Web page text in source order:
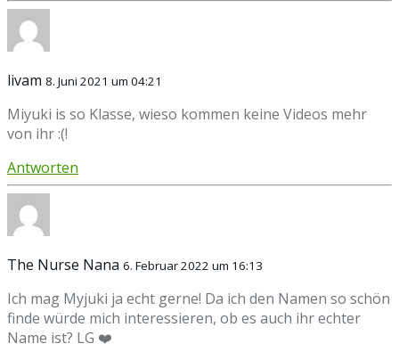
livam 8. Juni 2021 um 04:21
Miyuki is so Klasse, wieso kommen keine Videos mehr
von ihr :(!
Antworten
The Nurse Nana 6. Februar 2022 um 16:13
Ich mag Myjuki ja echt gerne! Da ich den Namen so schön
finde würde mich interessieren, ob es auch ihr echter
Name ist? LG ❤️